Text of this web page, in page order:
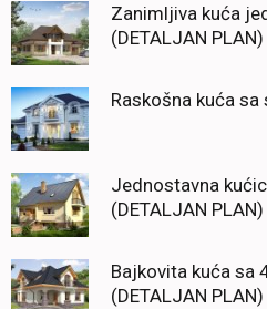
Zanimljiva kuća
(DETALJAN PLAN)
Raskošna kuća sa
Jednostavna
(DETALJAN PLAN)
Bajkovita kuća sa
(DETALJAN PLAN)